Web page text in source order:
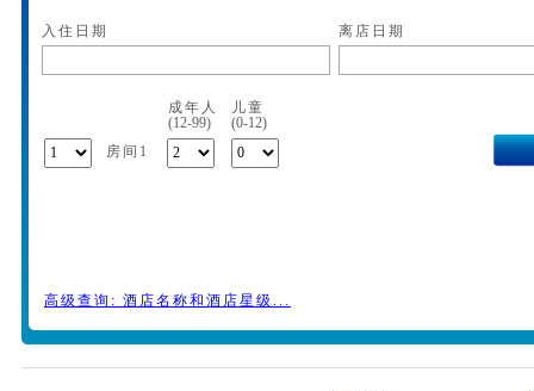
入住日期 离店日期
成年人
儿童
(12-99)
(0-12)
房间1
高级查询: 酒店名称和酒店星级...